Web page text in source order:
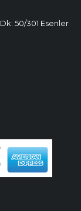
50/301 Esenler